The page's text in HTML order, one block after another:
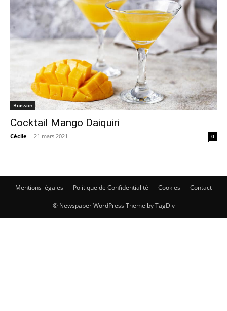
Boisson
Cocktail Mango Daiquiri
Cécile - 21 mars 2021 0
Mentions légales Politique de Confidentialité Cookies Contact
© Newspaper WordPress Theme by TagDiv